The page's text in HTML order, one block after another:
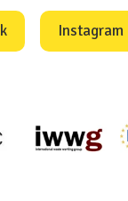
Instagram